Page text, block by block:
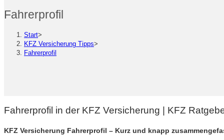
Fahrerprofil
Start>
KFZ Versicherung Tipps>
Fahrerprofil
Fahrerprofil in der KFZ Versicherung | KFZ
KFZ Versicherung Fahrerprofil – Kurz und knapp